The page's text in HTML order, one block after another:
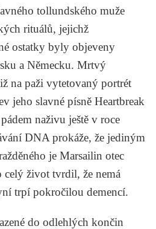
tollundského muže
rituálů, jejichž
ostatky byly objeveny
a Německu. Mrtvý
na paži vytetovaný portrét
jeho slavné písně Heartbreak
naživu ještě v roce
DNA prokáže, že jediným
je Marsailin otec
život tvrdil, že nemá
trpí pokročilou demencí.
do odlehlých končin